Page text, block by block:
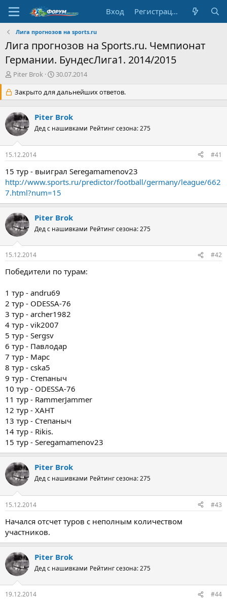
Вход Регистрация
Лига прогнозов на sports.ru
Лига прогнозов на Sports.ru. Чемпионат
Германии. БундесЛига1. 2014/2015
А
т
о
р
т
е
м
ы
Piter Brok
Д
т
а
а
ч
л
30.07.2014
Закрыто для дальнейших ответов.
Piter Brok
Дед с нашивками Рейтинг сезона: 275
15.12.2014 #41
15 тур - выиграл Seregamamenov23
http://www.sports.ru/predictor/football/germany/league/662
7.html?num=15
Piter Brok
Дед с нашивками Рейтинг сезона: 275
15.12.2014 #42
Победители по турам:
1 тур - andru69
2 тур - ODESSA-76
3 тур - archer1982
4 тур - vik2007
5 тур - Sergsv
6 тур - Павлодар
7 тур - Марс
8 тур - cska5
9 тур - Степаныч
10 тур - ODESSA-76
11 тур - RammerJammer
12 тур - ХАНТ
13 тур - Степаныч
14 тур - Rikis.
15 тур - Seregamamenov23
Piter Brok
Дед с нашивками Рейтинг сезона: 275
15.12.2014 #43
Начался отсчет туров с неполным количеством
участников.
Piter Brok
Дед с нашивками Рейтинг сезона: 275
19.12.2014 #44